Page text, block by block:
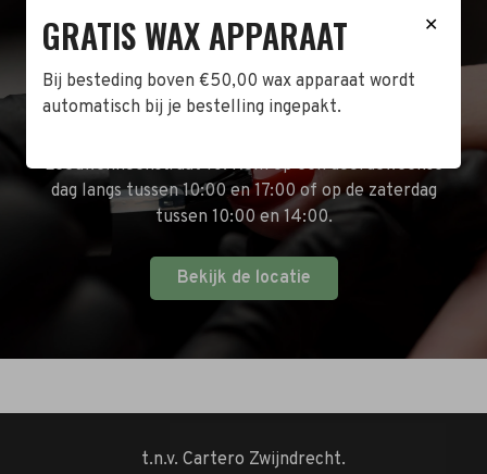
BEZOEK DE WINKEL!
Naast de online shop hebben wij ook een fysieke
Leeuwenhoekstraat 10. Kom op een doordeweekse
dag langs tussen 10:00 en 17:00 of op de zaterdag
tussen 10:00 en 14:00.
Bekijk de locatie
t.n.v. Cartero Zwijndrecht.
✕
GRATIS WAX APPARAAT
Bij besteding boven €50,00 wax apparaat wordt
automatisch bij je bestelling ingepakt.